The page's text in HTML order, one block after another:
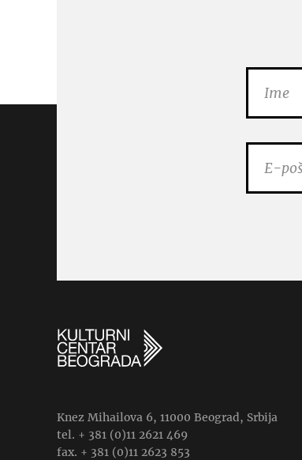
Knez Mihailova 6, 11000 Beograd, Srbija
tel. + 381 (0)11 2621 469
fax. + 381 (0)11 2623 853